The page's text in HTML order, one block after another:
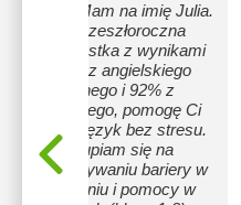
Cześć! Mam na imię Julia.
Jako zeszłoroczna
maturzystka z wynikami
100% z angielskiego
ustnego i 92% z
pisemnego, pomogę Ci
oswoić język bez stresu.
Skupiam się na
przełamywaniu bariery w
mówieniu i pomocy w